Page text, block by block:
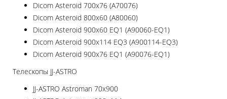
Dicom Asteroid 700х76 (A70076)
Dicom Asteroid 800х60 (A80060)
Dicom Asteroid 900x60 EQ1 (A90060-EQ1)
Dicom Asteroid 900х114 EQ3 (A900114-EQ3)
Dicom Asteroid 900х76 EQ1 (A90076-EQ1)
Телескопы JJ-ASTRO
JJ-ASTRO Astroman 70x900